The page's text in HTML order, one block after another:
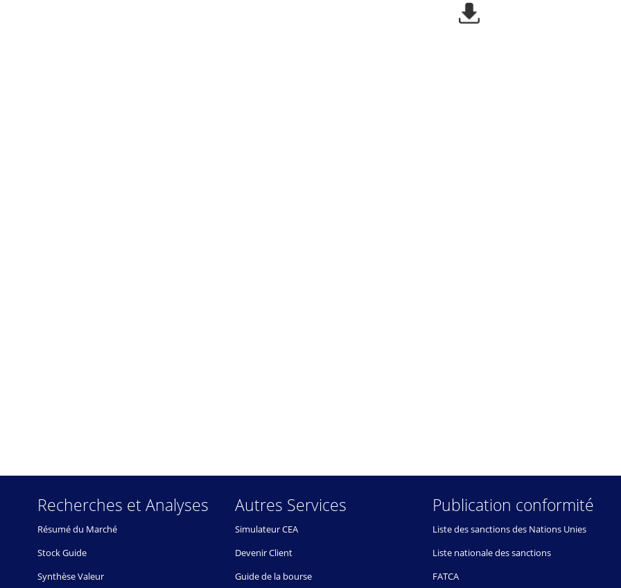
Recherches et Analyses
Résumé du Marché
Stock Guide
Synthèse Valeur
Autres Services
Simulateur CEA
Devenir Client
Guide de la bourse
Publication conformité
Liste des sanctions des Nations Unies
Liste nationale des sanctions
FATCA